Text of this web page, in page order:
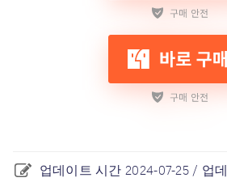
업데이트 시간 2024-07-25 / 업